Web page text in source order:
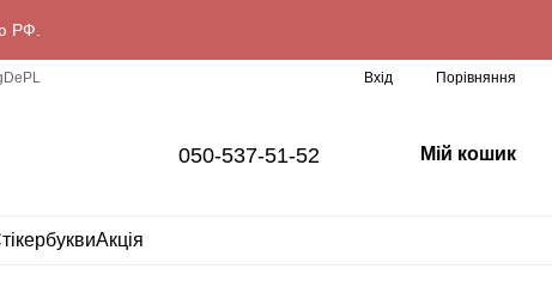
РФ.
De PL Вхід Порівняння
050-537-51-52 Мій кошик
Акція